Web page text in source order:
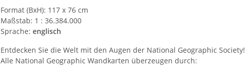
Format (BxH): 117 x 76 cm
Maßstab: 1 : 36.384.000
Sprache: englisch
Entdecken Sie die Welt mit den Augen der National Geographic Society!
Alle National Geographic Wandkarten überzeugen durch: